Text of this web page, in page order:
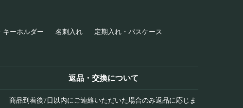
キーホルダー 名刺入れ 定期入れ・パスケース
返品・交換について
商品到着後7日以内にご連絡いただいた場合のみ返品に応じま